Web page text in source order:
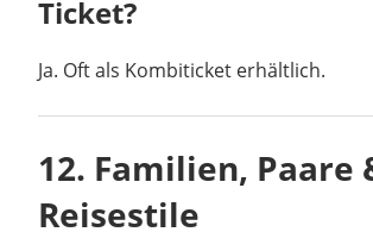
Ticket?
Ja. Oft als Kombiticket erhältlich.
12. Familien, Paare
Reisestile